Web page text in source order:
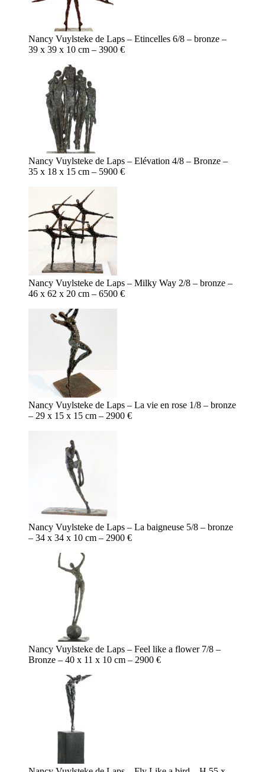
Nancy Vuylsteke de Laps – Etincelles 6/8 – bronze –
39 x 39 x 10 cm – 3900 €
Nancy Vuylsteke de Laps – Elévation 4/8 – Bronze –
35 x 18 x 15 cm – 5900 €
Nancy Vuylsteke de Laps – Milky Way 2/8 – bronze –
46 x 62 x 20 cm – 6500 €
Nancy Vuylsteke de Laps – La vie en rose 1/8 – bronze
– 29 x 15 x 15 cm – 2900 €
Nancy Vuylsteke de Laps – La baigneuse 5/8 – bronze
– 34 x 34 x 10 cm – 2900 €
Nancy Vuylsteke de Laps – Feel like a flower 7/8 –
Bronze – 40 x 11 x 10 cm – 2900 €